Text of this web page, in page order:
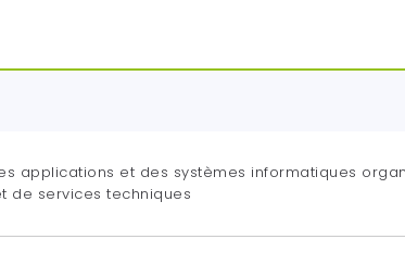
applications et des systèmes informatiques
de services techniques